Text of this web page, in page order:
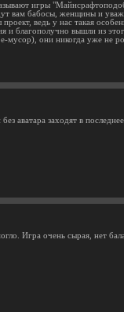
игры
вам бабосы, женщины и
ведь у нас такая
и благополучно вышли из
мусор), они никогда уже не
аватара заходят в
Игра очень сырая, нет